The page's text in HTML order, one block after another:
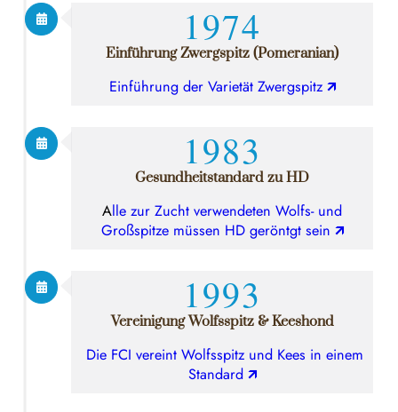
1974
Einführung Zwergspitz (Pomeranian)
Einführung der Varietät Zwergspitz 🡭
1983
Gesundheitstandard zu HD
Alle zur Zucht verwendeten Wolfs- und
Großspitze müssen HD geröntgt sein 🡭
1993
Vereinigung Wolfsspitz & Keeshond
Die FCI vereint Wolfsspitz und Kees in einem
Standard 🡭